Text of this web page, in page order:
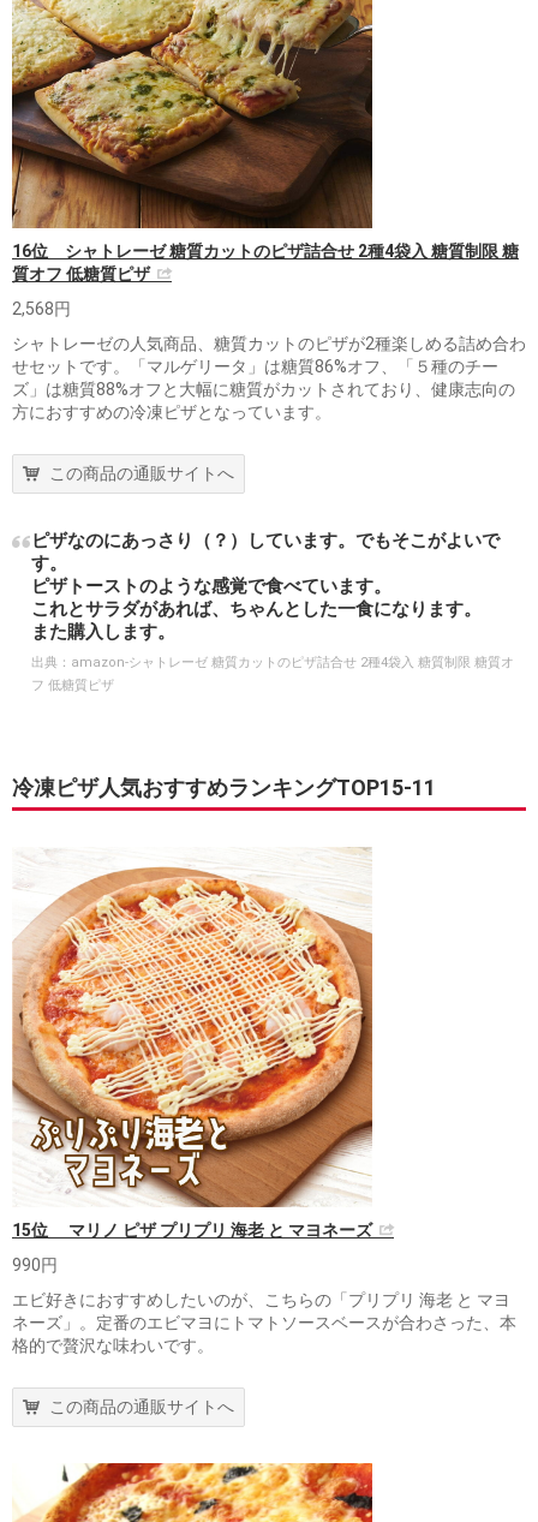
16位 シャトレーゼ 糖質カットのピザ詰合せ 2種4袋入 糖質制限 糖
質オフ 低糖質ピザ
2,568円
シャトレーゼの人気商品、糖質カットのピザが2種楽しめる詰め合わ
せセットです。「マルゲリータ」は糖質86%オフ、「５種のチー
ズ」は糖質88%オフと大幅に糖質がカットされており、健康志向の
方におすすめの冷凍ピザとなっています。
この商品の通販サイトへ
ピザなのにあっさり（？）しています。でもそこがよいで
す。
ピザトーストのような感覚で食べています。
これとサラダがあれば、ちゃんとした一食になります。
また購入します。
出典： amazon-シャトレーゼ 糖質カットのピザ詰合せ 2種4袋入 糖質制限 糖質オ
フ 低糖質ピザ
冷凍ピザ人気おすすめランキングTOP15-11
15位 マリノ ピザ プリプリ 海老 と マヨネーズ
990円
エビ好きにおすすめしたいのが、こちらの「プリプリ 海老 と マヨ
ネーズ」。定番のエビマヨにトマトソースベースが合わさった、本
格的で贅沢な味わいです。
この商品の通販サイトへ